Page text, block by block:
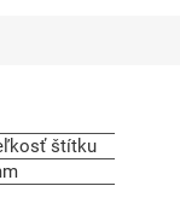
štítku